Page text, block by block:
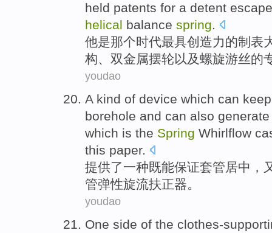
held patents for a detent
helical balance spring.
他是那个时代最具创造力的制表
构、 双金属摆轮以及螺旋游丝的
youdao
A kind of device which can keep
borehole and can also generate
which is the Spring Whirlflow
this paper.
提供了一种既能保证套管居中 ，
管弹性旋流扶正器。
youdao
One side of the clothes-